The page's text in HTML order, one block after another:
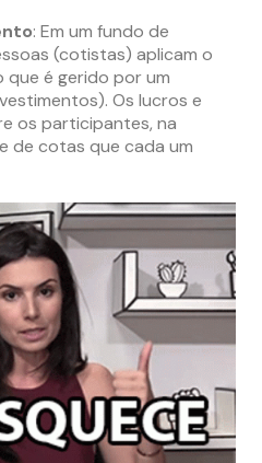
: Em um fundo de
(cotistas) aplicam o
que é gerido por um
Os lucros e
os participantes, na
de cotas que cada um